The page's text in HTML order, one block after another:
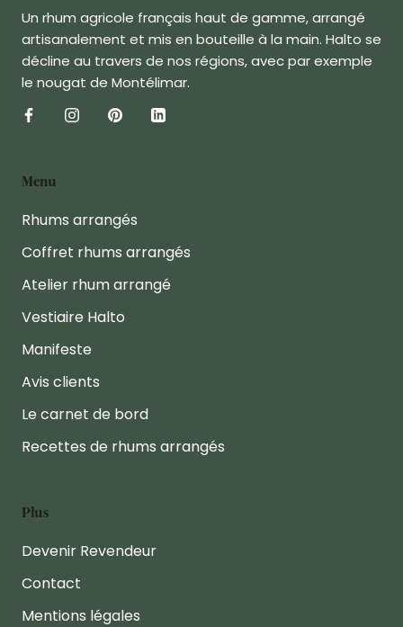
Un rhum agricole français haut de gamme, arrangé
artisanalement et mis en bouteille à la main. Halto se
décline au travers de nos régions, avec par exemple
le nougat de Montélimar.
Menu
Rhums arrangés
Coffret rhums arrangés
Atelier rhum arrangé
Vestiaire Halto
Manifeste
Avis clients
Le carnet de bord
Recettes de rhums arrangés
Plus
Devenir Revendeur
Contact
Mentions légales